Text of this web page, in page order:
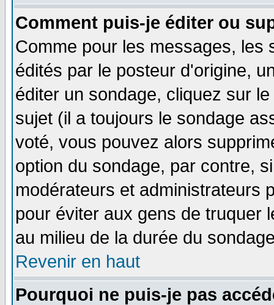
Comment puis-je éditer ou
Comme pour les messages, les
édités par le posteur d'origine,
éditer un sondage, cliquez sur
sujet (il a toujours le sondage
voté, vous pouvez alors
option du sondage, par contre,
modérateurs et administrateurs
pour éviter aux gens de truquer
au milieu de la durée du
Revenir en haut
Pourquoi ne puis-je pas